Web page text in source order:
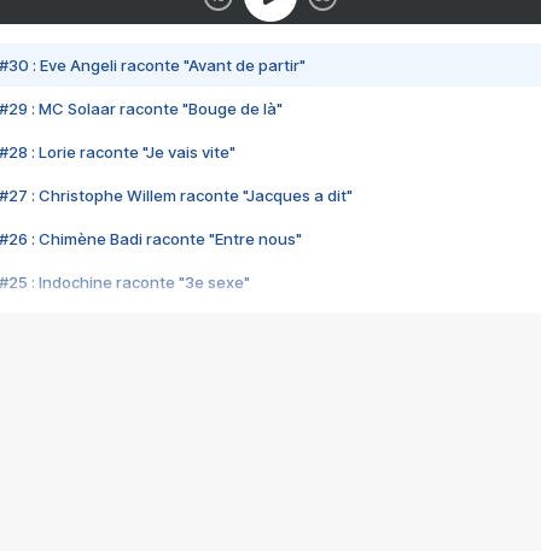
#30 : Eve Angeli raconte "Avant de partir"
#29 : MC Solaar raconte "Bouge de là"
#28 : Lorie raconte "Je vais vite"
#27 : Christophe Willem raconte "Jacques a dit"
#26 : Chimène Badi raconte "Entre nous"
#25 : Indochine raconte "3e sexe"